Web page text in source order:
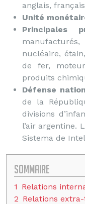
anglais,
Unité
Principales
nucléaire,
de fer,
produits
Défense
de la
divisions
l’air argentine.
Sistema de
Sommaire
1 Relations
2 Relations